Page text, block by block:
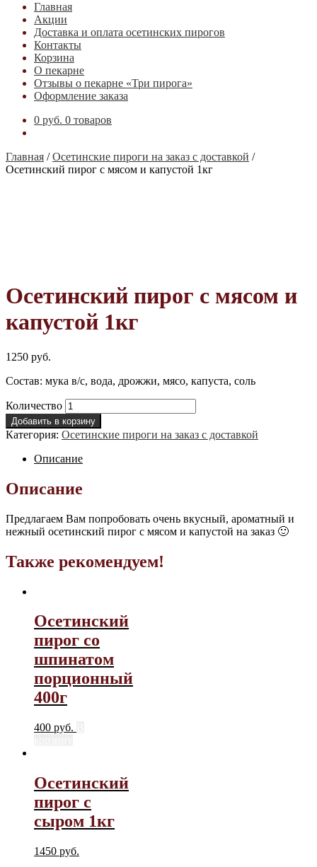
Главная
Акции
Доставка и оплата осетинских пирогов
Контакты
Корзина
О пекарне
Отзывы о пекарне «Три пирога»
Оформление заказа
0 руб. 0 товаров
Главная /Осетинские пироги на заказ с доставкой /
Осетинский пирог с мясом и капустой 1кг
Осетинский пирог с мясом и
капустой 1кг
1250 руб.
Состав: мука в/с, вода, дрожжи, мясо, капуста, соль
Количество
Добавить в корзину
Категория: Осетинские пироги на заказ с доставкой
Описание
Описание
Предлагаем Вам попробовать очень вкусный, ароматный и
нежный осетинский пирог с мясом и капустой на заказ 🙂
Также рекомендуем!
Осетинский
пирог со
шпинатом
порционный
400г
400 руб.
Осетинский
пирог с
сыром 1кг
1450 руб.